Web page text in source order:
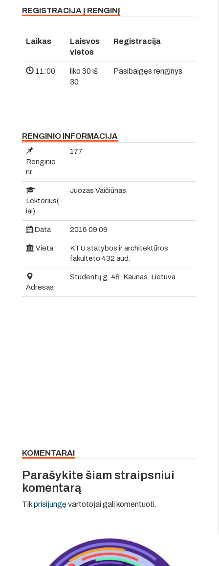
REGISTRACIJA Į RENGINĮ
Laikas
Laisvos
vietos
Registracija
11:00
liko 30 iš
30
Pasibaigęs renginys
RENGINIO INFORMACIJA
Renginio
nr.
177
Lektorius(-
iai)
Juozas Vaičiūnas
Data 2016 09 09
Vieta
KTU statybos ir architektūros
fakulteto 432 aud.
Adresas
Studentų g. 48, Kaunas, Lietuva
KOMENTARAI
Parašykite šiam straipsniui
komentarą
Tikprisijungęvartotojai gali komentuoti.